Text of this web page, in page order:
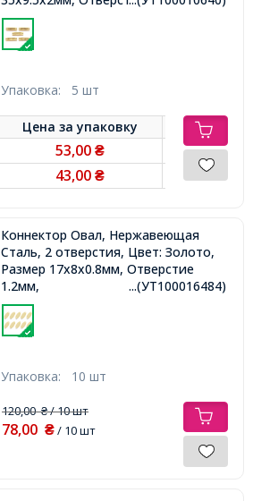
Упаковка: 5 шт
Цена заупаковку
53,00₴
43,00₴
Коннектор Овал, Нержавеющая
Сталь, 2 отверстия, Цвет: Золото,
Размер 17x8x0.8мм, Отверстие
1.2мм,
...(УТ100016484)
Упаковка: 10 шт
120,00₴/ 10 шт
78,00 ₴/ 10 шт